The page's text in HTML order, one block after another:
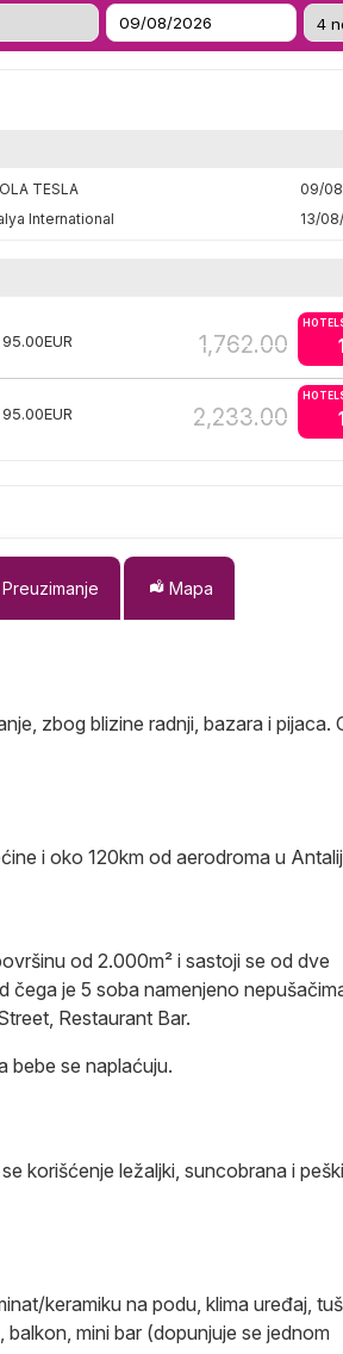
TESLA 09/
International 13/
95.00EUR 1,762.00
95.00EUR 2,233.00
Preuzimanje Mapa
zbog blizine radnji, bazara i pijaca.
i oko 120km od aerodroma u
od 2.000m² i sastoji se od dve
je 5 soba namenjeno
Restaurant Bar.
bebe se naplaćuju.
korišćenje ležaljki, suncobrana i
keramiku na podu, klima uređaj,
mini bar (dopunjuje se jednom